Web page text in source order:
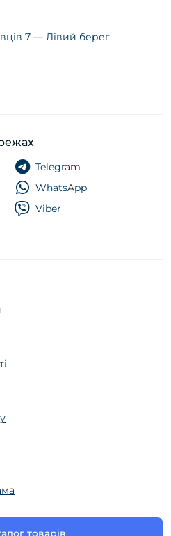
7 — Лівий берег
товарів
Telegram
WhatsApp
Viber